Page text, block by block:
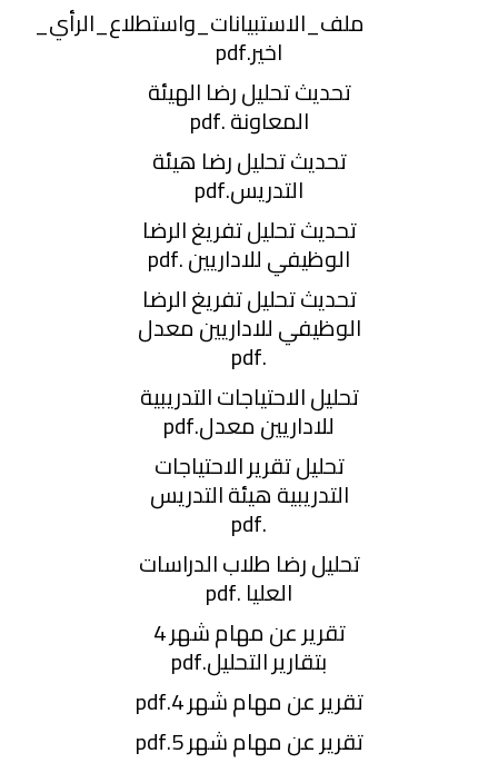
ملف_الاستبيانات_واستطلاع_الرأي_
اخير.pdf
تحديث تحليل رضا الهيئة
المعاونة .pdf
تحديث تحليل رضا هيئة
التدريس.pdf
تحديث تحليل تفريغ الرضا
الوظيفي للاداريين .pdf
تحديث تحليل تفريغ الرضا
الوظيفي للاداريين معدل
.pdf
تحليل الاحتياجات التدريبية
للاداريين معدل.pdf
تحليل تقرير الاحتياجات
التدريبية هيئة التدريس
.pdf
تحليل رضا طلاب الدراسات
العليا .pdf
تقرير عن مهام شهر 4
بتقارير التحليل.pdf
تقرير عن مهام شهر 4.pdf
تقرير عن مهام شهر 5.pdf